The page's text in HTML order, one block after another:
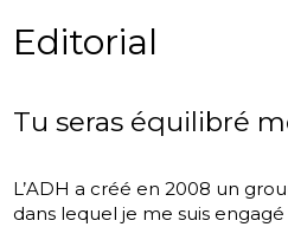
Editorial
Tu seras équilibré
L’ADH a créé en 2008 un
dans lequel je me suis